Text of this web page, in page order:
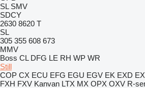
SL SMV
SDCY
2630 8620 T
SL
305 355 608 673
MMV
Boss CL DFG LE RH WP WR
Still
COP CX ECU EFG EGU EGV EK EXD
FXH FXV Kanvan LTX MX OPX OXV R-